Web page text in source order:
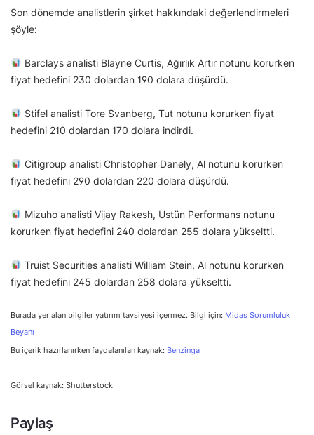
Son dönemde analistlerin şirket hakkındaki değerlendirmeleri
şöyle:
Barclays analisti Blayne Curtis, Ağırlık Artır notunu korurken
fiyat hedefini 230 dolardan 190 dolara düşürdü.
Stifel analisti Tore Svanberg, Tut notunu korurken fiyat
hedefini 210 dolardan 170 dolara indirdi.
Citigroup analisti Christopher Danely, Al notunu korurken
fiyat hedefini 290 dolardan 220 dolara düşürdü.
Mizuho analisti Vijay Rakesh, Üstün Performans notunu
korurken fiyat hedefini 240 dolardan 255 dolara yükseltti.
Truist Securities analisti William Stein, Al notunu korurken
fiyat hedefini 245 dolardan 258 dolara yükseltti.
Burada yer alan bilgiler yatırım tavsiyesi içermez. Bilgi için: Midas Sorumluluk
Beyanı
Bu içerik hazırlanırken faydalanılan kaynak: Benzinga
Görsel kaynak: Shutterstock
Paylaş